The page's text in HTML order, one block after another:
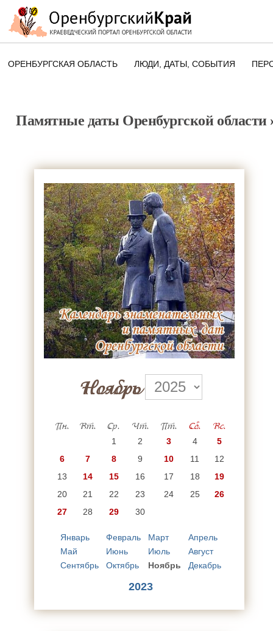
ОРЕНБУРГСКАЯ ОБЛАСТЬ ЛЮДИ, ДАТЫ, CОБЫТИЯ
ПАМЯТНЫЕ ДАТЫ
Памятные даты Оренбургской области
Ноябрь
Пн. Вт. Ср. Чт. Пт. Сб. Вс.
1 2 3 4
5
6
7 8 9 10 11
12
13
14 15 16 17 18
19
20
21 22 23 24 25
26
27
28 29 30
Январь Февраль Март
Апрель
Май
Июнь Июль
Август
Сентябрь
Октябрь Ноябрь Декабрь
2023